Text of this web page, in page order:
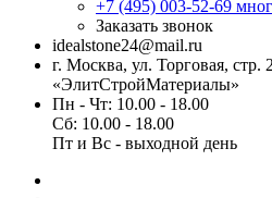
+7 (495) 003-52-69
Заказать звонок
idealstone24@mail.ru
г. Москва, ул. Торговая, стр.
«ЭлитСтройМатериалы»
Пн - Чт: 10.00 - 18.00
Сб: 10.00 - 18.00
Пт и Вс - выходной день